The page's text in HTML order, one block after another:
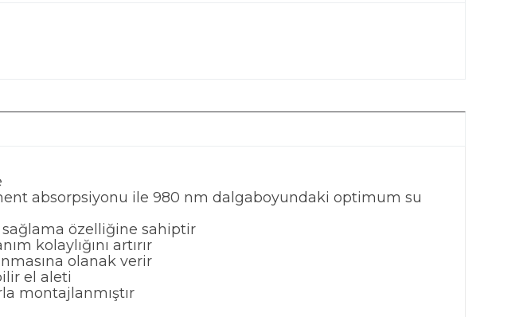
absorpsiyonu ile 980 nm dalgaboyundaki optimum su
sağlama özelliğine sahiptir
kolaylığını artırır
olanak verir
el aleti
montajlanmıştır